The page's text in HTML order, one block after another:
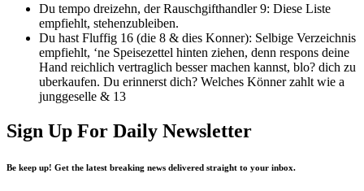
Du tempo dreizehn, der Rauschgifthandler 9: Diese Liste
empfiehlt, stehenzubleiben.
Du hast Fluffig 16 (die 8 & dies Konner): Selbige Verzeichnis
empfiehlt, ‘ne Speisezettel hinten ziehen, denn respons deine
Hand reichlich vertraglich besser machen kannst, blo? dich zu
uberkaufen. Du erinnerst dich? Welches Könner zahlt wie a
junggeselle & 13
Sign Up For Daily Newsletter
Be keep up! Get the latest breaking news delivered straight to your inbox.